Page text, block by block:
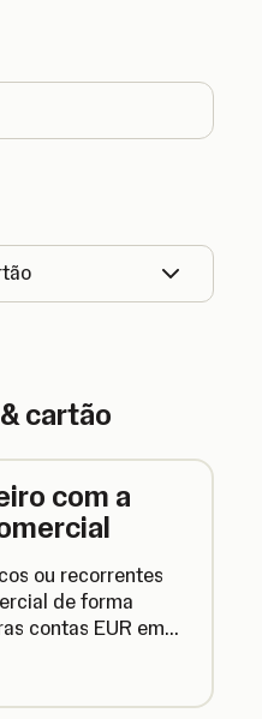
country
cartão
com a
ou recorrentes
de forma
contas EUR em